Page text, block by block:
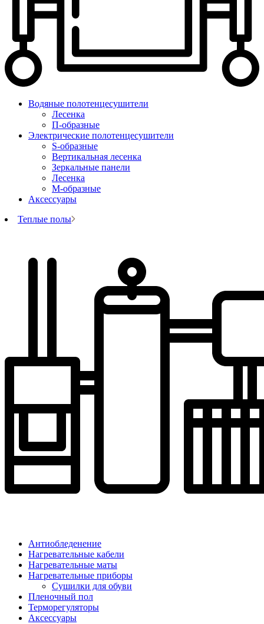
Водяные полотенцесушители
Лесенка
П-образные
Электрические полотенцесушители
S-образные
Вертикальная лесенка
Зеркальные панели
Лесенка
М-образные
Аксессуары
Теплые полы
Антиобледенение
Нагревательные кабели
Нагревательные маты
Нагревательные приборы
Сушилки для обуви
Пленочный пол
Терморегуляторы
Аксессуары